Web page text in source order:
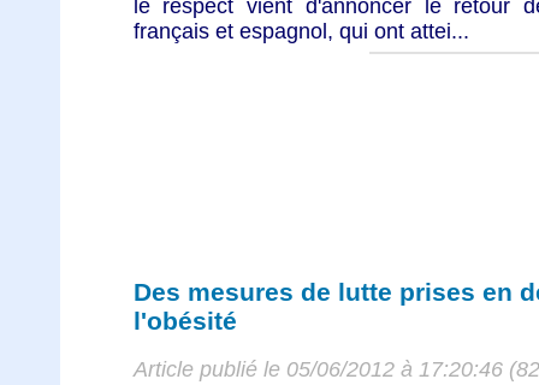
le respect vient d'annoncer le retour
français et espagnol, qui ont attei...
Des mesures de lutte prises en
l'obésité
Article publié le 05/06/2012 à 17:20:46